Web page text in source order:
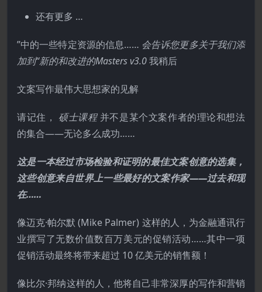
还有更多 …
”中的一些特定资源的信息…… 会告诉您更多关于我们添
加到“新的和改进的Masters v3.0我稍后
文案写作最伟大思想家的见解
请记住， 硕士课程 并不是某个文案作者的理论和想法
的集合——无论多么成功……
这是一本经过市场检验和证明的最佳文案创意的选集，
这些创意来自世界上一些最好的文案作家——过去和现
在……
像迈克·帕尔默 (Mike Palmer) 这样的人，为金融通讯行
业撰写了无数价值数百万美元的促销活动……其中一项
促销活动最终将带来超过 10 亿美元的销售额！
像比尔·邦纳这样的人，他将自己非常深厚的写作和营销